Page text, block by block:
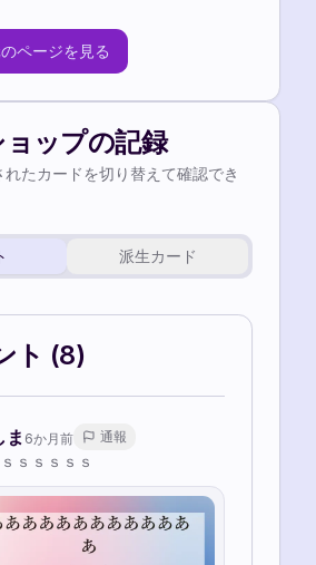
ページを見る
ョップの記録
れたカードを切り替えて確認でき
派生カード
ト (8)
ま 6か月前 通報
ｓｓｓｓｓ